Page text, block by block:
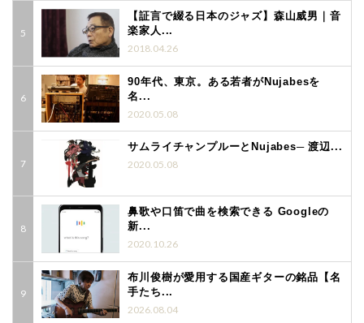
【証言で綴る日本のジャズ】森山威男｜音
楽家人...
2018.04.26
90年代、東京。ある若者がNujabesを
名...
2020.05.08
サムライチャンプルーとNujabes─ 渡辺...
2020.05.08
鼻歌や口笛で曲を検索できる Googleの
新...
2020.10.26
布川俊樹が愛用する国産ギターの銘品【名
手たち...
2026.08.04